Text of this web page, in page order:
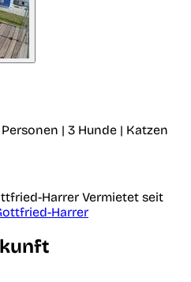
| 3 Hunde | Katzen
Harrer Vermietet seit
Harrer